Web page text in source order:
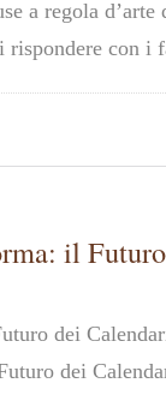
a regola
rispondere con
il
dei
dei